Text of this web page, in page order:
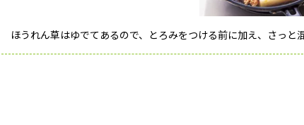
ほうれん草はゆでてあるので、とろみをつける前に加え、さっと